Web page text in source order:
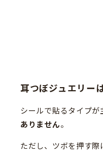
耳つぼジュエリー
シールで貼るタイプが
ありません。
ただし、ツボを押す際